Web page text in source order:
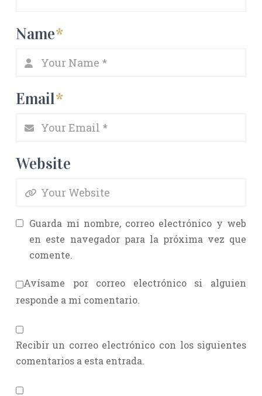
Name*
Email*
Website
Guarda mi nombre, correo electrónico y web
en este navegador para la próxima vez que
comente.
Avísame por correo electrónico si alguien
responde a mi comentario.
Recibir un correo electrónico con los siguientes
comentarios a esta entrada.